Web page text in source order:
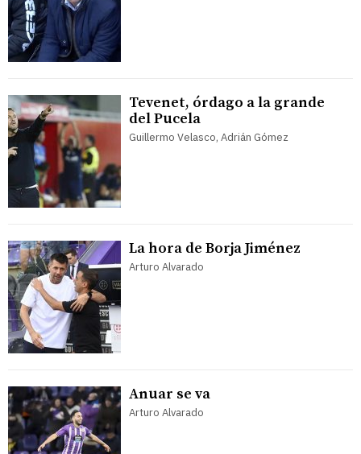
Tevenet, órdago a la grande
del Pucela
Guillermo Velasco, Adrián Gómez
La hora de Borja Jiménez
Arturo Alvarado
Anuar se va
Arturo Alvarado